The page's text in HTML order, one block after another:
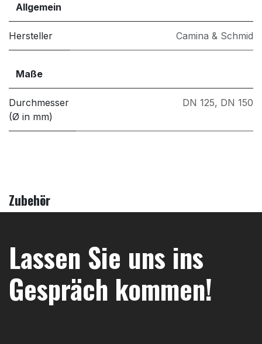
Allgemein
Hersteller Camina & Schmid
Maße
Durchmesser
(Ø in mm)
DN 125, DN 150
Zubehör
Lassen Sie uns ins
Gespräch kommen!